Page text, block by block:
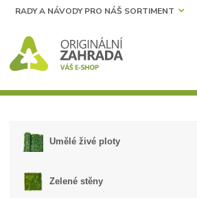
RADY A NÁVODY PRO NÁŠ SORTIMENT
Umělé živé ploty
Zelené stěny